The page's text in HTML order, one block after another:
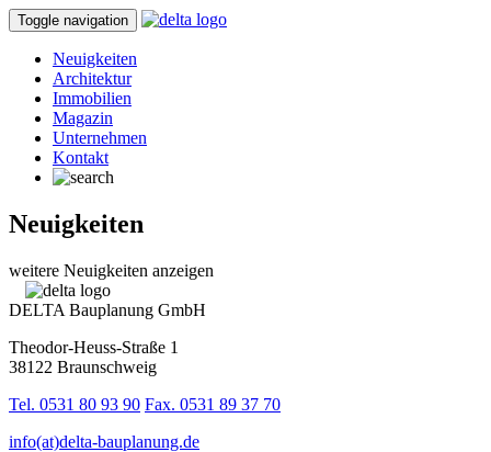
Toggle navigation
Neuigkeiten
Architektur
Immobilien
Magazin
Unternehmen
Kontakt
Neuigkeiten
weitere Neuigkeiten anzeigen
DELTA Bauplanung GmbH
Theodor-Heuss-Straße 1
38122 Braunschweig
Tel. 0531 80 93 90 Fax. 0531 89 37 70
info(at)delta-bauplanung.de